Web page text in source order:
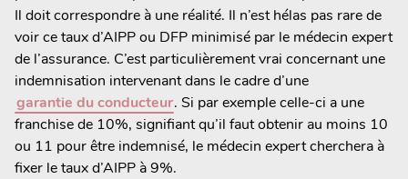
Il doit correspondre à une réalité. Il n’est hélas pas rare de
voir ce taux d’AIPP ou DFP minimisé par le médecin expert
de l’assurance. C’est particulièrement vrai concernant une
indemnisation intervenant dans le cadre d’une
garantie du conducteur. Si par exemple celle-ci a une
franchise de 10%, signifiant qu’il faut obtenir au moins 10
ou 11 pour être indemnisé, le médecin expert cherchera à
fixer le taux d’AIPP à 9%.